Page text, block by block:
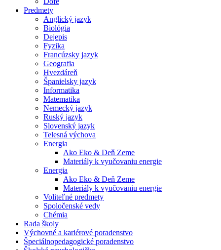
Predmety
Anglický jazyk
Biológia
Dejepis
Fyzika
Francúzsky jazyk
Geografia
Hvezdáreň
Španielsky jazyk
Informatika
Matematika
Nemecký jazyk
Ruský jazyk
Slovenský jazyk
Telesná výchova
Energia
Ako Eko & Deň Zeme
Materiály k vyučovaniu energie
Energia
Ako Eko & Deň Zeme
Materiály k vyučovaniu energie
Voliteľné predmety
Spoločenské vedy
Chémia
Rada školy
Výchovné a kariérové poradenstvo
Špeciálnopedagogické poradenstvo